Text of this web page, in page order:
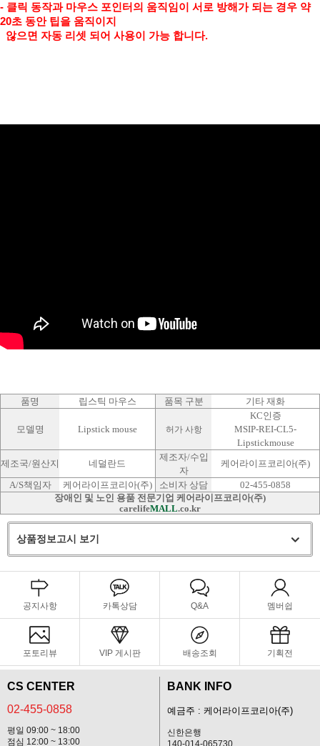
- 클릭 동작과 마우스 포인터의 움직임이 서로 방해가 되는 경우 약
20초 동안 팁을 움직이지
않으면 자동 리셋 되어 사용이 가능 합니다.
품명 립스틱 마우스 품목 구분 기타 재화
모델명 Lipstick mouse 허가 사항
KC인증
MSIP-REI-CL5-
Lipstickmouse
제조국/원산지
네덜란드
제조자/수입
자
케어라이프코리아(주)
A/S책임자
케어라이프코리아(주) 소비자 상담
02-455-0858
장애인 및 노인 용품 전문기업 케어라이프코리아(주)
carelifeMALL.co.kr
상품정보고시 보기
공지사항 카톡상담 Q&A 멤버쉽
포토리뷰 VIP 게시판 배송조회 기획전
CS CENTER
02-455-0858
평일 09:00 ~ 18:00
점심 12:00 ~ 13:00
BANK INFO
예금주 : 케어라이프코리아(주)
신한은행